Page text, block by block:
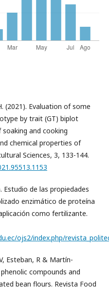
(2021). Evaluation of some
by trait (GT) biplot
and cooking
chemical properties of
Sciences, 3, 133-144.
Estudio de las propiedades
enzimático de proteína
como fertilizante.
ojs2/index.php/
Esteban, R & Martín-
compounds and
bean flours. Revista Food